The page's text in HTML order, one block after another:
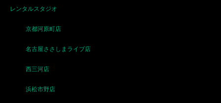
レンタルスタジオ
京都河原町店
名古屋ささしまライブ店
西三河店
浜松市野店